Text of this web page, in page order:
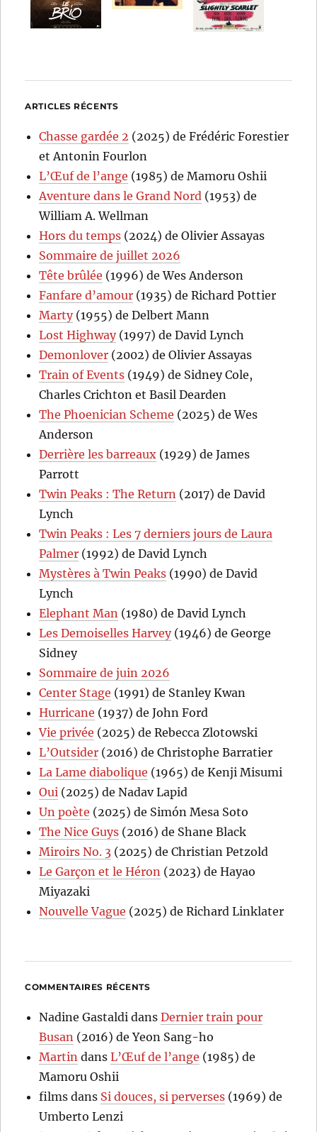
ARTICLES RÉCENTS
Chasse gardée 2 (2025) de Frédéric Forestier
et Antonin Fourlon
L’Œuf de l’ange (1985) de Mamoru Oshii
Aventure dans le Grand Nord (1953) de
William A. Wellman
Hors du temps (2024) de Olivier Assayas
Sommaire de juillet 2026
Tête brûlée (1996) de Wes Anderson
Fanfare d’amour (1935) de Richard Pottier
Marty(1955) de Delbert Mann
Lost Highway(1997) de David Lynch
Demonlover (2002) de Olivier Assayas
Train of Events (1949) de Sidney Cole,
Charles Crichton et Basil Dearden
The Phoenician Scheme (2025) de Wes
Anderson
Derrière les barreaux (1929) de James
Parrott
Twin Peaks : The Return (2017) de David
Lynch
Twin Peaks : Les 7 derniers jours de Laura
Palmer (1992) de David Lynch
Mystères à Twin Peaks (1990) de David
Lynch
Elephant Man (1980) de David Lynch
Les Demoiselles Harvey(1946) de George
Sidney
Sommaire de juin 2026
Center Stage (1991) de Stanley Kwan
Hurricane (1937) de John Ford
Vie privée (2025) de Rebecca Zlotowski
L’Outsider (2016) de Christophe Barratier
La Lame diabolique (1965) de Kenji Misumi
Oui (2025) de Nadav Lapid
Un poète (2025) de Simón Mesa Soto
The Nice Guys (2016) de Shane Black
Miroirs No. 3 (2025) de Christian Petzold
Le Garçon et le Héron (2023) de Hayao
Miyazaki
Nouvelle Vague (2025) de Richard Linklater
COMMENTAIRES RÉCENTS
Nadine Gastaldi dansDernier train pour
Busan (2016) de Yeon Sang-ho
Martin dansL’Œuf de l’ange (1985) de
Mamoru Oshii
films dans Si douces, si perverses (1969) de
Umberto Lenzi